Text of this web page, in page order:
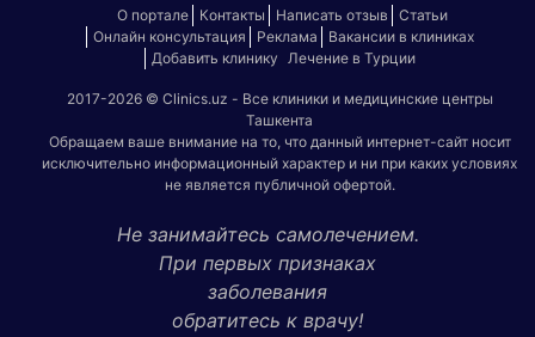
О портале Контакты Написать отзыв
Статьи
Онлайн консультация
Реклама
Вакансии в клиниках
Добавить клинику
Лечение в Турции
2017-2026 © Clinics.uz - Все клиники и медицинские центры
Ташкента
Обращаем ваше внимание на то, что данный интернет-сайт носит
исключительно информационный характер и ни при каких условиях
не является публичной офертой.
Не занимайтесь самолечением.
При первых признаках
заболевания
обратитесь к врачу!